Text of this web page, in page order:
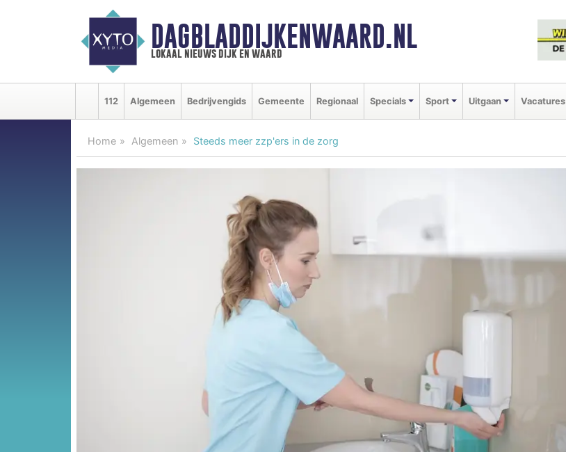
DAGBLADDIJKENWAARD.NL
lokaal nieuws dijk en waard
112 Algemeen Bedrijvengids Gemeente Regionaal Specials Sport Uitgaan Vacatures
Home Algemeen Steeds meer zzp'ers in de zorg